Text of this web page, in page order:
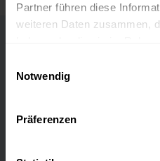
Partner führen diese
weiteren Daten zusammen,
Notwendig
Präferenzen
Heizölpreis-